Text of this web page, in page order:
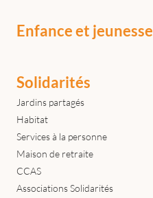
Enfance et jeunesse
Solidarités
Jardins partagés
Habitat
Services à la personne
Maison de retraite
CCAS
Associations Solidarités